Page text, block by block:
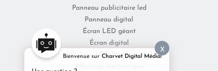
Panneau publicitaire led
Panneau digital
Écran LED géant
Écran digital
Afficheur LED Professionnel
X
Bienvenue sur Charvet Digital Média!